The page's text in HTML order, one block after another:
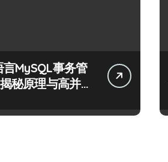
言MySQL事务管
秘原理与高并发